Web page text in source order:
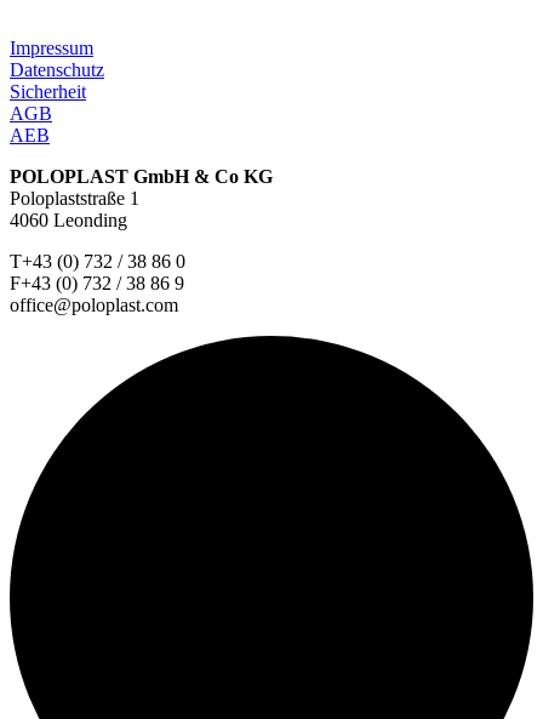
Impressum
Datenschutz
Sicherheit
AGB
AEB
POLOPLAST GmbH & Co KG
Poloplaststraße 1
4060 Leonding
T+43 (0) 732 / 38 86 0
F+43 (0) 732 / 38 86 9
office@poloplast.com